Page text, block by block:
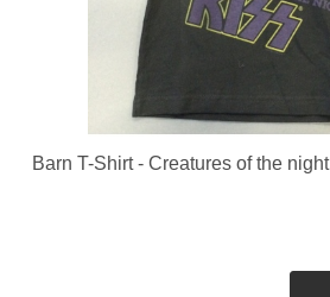
Barn T-Shirt - Creatures of the night